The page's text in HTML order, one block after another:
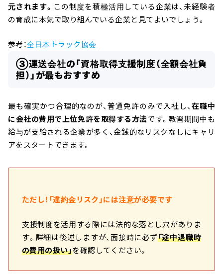
元されます。 この制度を積極活用している企業は、未経験者
の育成に本気で取り組んでいる企業と見てよいでしょう。
参考：全日本トラック協会
③運送会社の「資格取得支援制度（全額会社負
担）」が最もおすすめ
最も確実かつ合理的なのが、普通免許のみで入社し、 在職中
に会社の費用で上位免許を取得する方法です。教習期間中も
給与が支給される企業が多く、金銭的なリスクなしにキャリ
アをスタートできます。
ただし！「違約金リスク」には注意が必要です
支援制度を活用する際には法的な落とし穴がありま
す。詳細は後述しますが、面接時に必ず「途中退職時
の費用の扱い」を確認してください。